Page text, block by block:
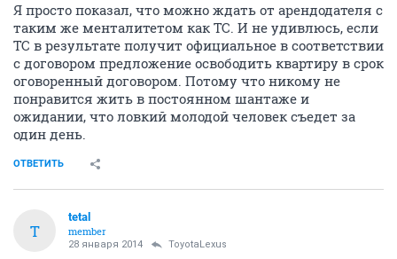
Я просто показал, что можно ждать от арендодателя с
таким же менталитетом как ТС. И не удивлюсь, если
ТС в результате получит официальное в соответствии
с договором предложение освободить квартиру в срок
оговоренный договором. Потому что никому не
понравится жить в постоянном шантаже и
ожидании, что ловкий молодой человек съедет за
один день.
ОТВЕТИТЬ
T
tetal
member
28 января 2014 ToyotaLexus